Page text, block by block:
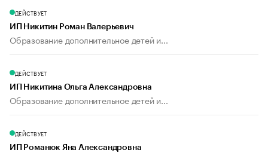
ДЕЙСТВУЕТ
ИП Никитин Роман Валерьевич
Образование дополнительное детей и...
ДЕЙСТВУЕТ
ИП Никитина Ольга Александровна
Образование дополнительное детей и...
ДЕЙСТВУЕТ
ИП Романюк Яна Александровна